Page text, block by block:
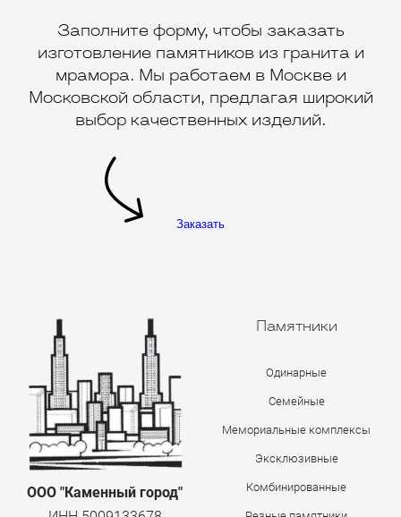
Заполните форму, чтобы заказать
изготовление памятников из гранита и
мрамора. Мы работаем в Москве и
Московской области, предлагая широкий
выбор качественных изделий.
Заказать
ООО "Каменный город"
Памятники
Одинарные
Семейные
Мемориальные комплексы
Эксклюзивные
Комбинированные